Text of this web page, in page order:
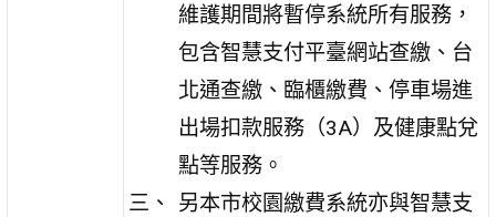
維護期間將暫停系統所有服務，
包含智慧支付平臺網站查繳、台
北通查繳、臨櫃繳費、停車場進
出場扣款服務（3A）及健康點兌
點等服務。
另本市校園繳費系統亦與智慧支